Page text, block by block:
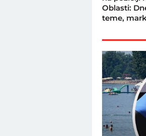
Oblasti:
teme,